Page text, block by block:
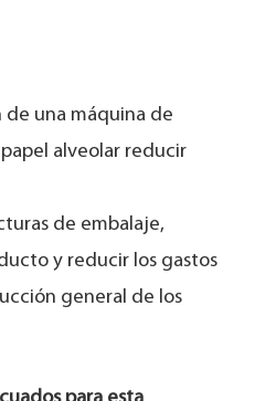
de una máquina de
alveolar reducir
de embalaje,
y reducir los gastos
general de los